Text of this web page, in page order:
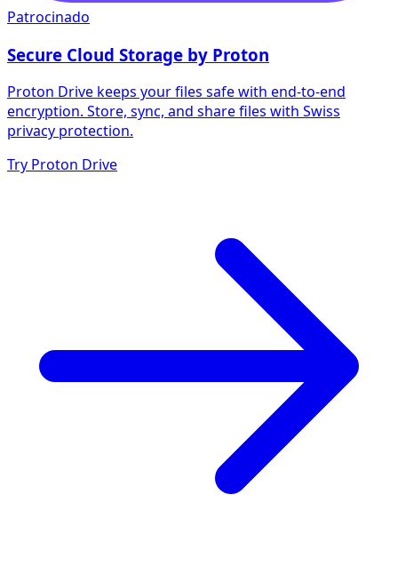
Patrocinado
Secure Cloud Storage by Proton
Proton Drive keeps your files safe with end-to-end
encryption. Store, sync, and share files with Swiss
privacy protection.
Try Proton Drive